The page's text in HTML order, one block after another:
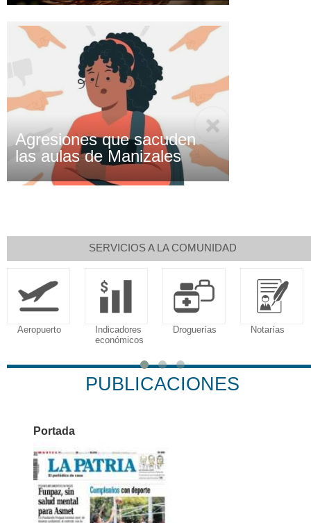
Agresiones que sacuden
las aulas de Manizales
SERVICIOS A LA COMUNIDAD
Aeropuerto
Indicadores
económicos
Droguerías Notarías
PUBLICACIONES
Portada